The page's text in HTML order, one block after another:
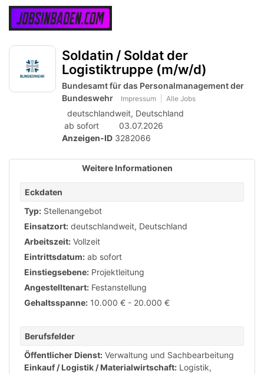
Accessibility
Modus
aktivieren
zur
Navigation
von
mobilem
Endgerät
aus
Soldatin / Soldat der
Logistiktruppe (m/w/d)
Bundesamt für das Personalmanagement der
Bundeswehr
Impressum Alle Jobs
deutschlandweit, Deutschland
ab sofort
03.07.2026
Anzeigen-ID 3282066
Weitere Informationen
Eckdaten
Typ: Stellenangebot
Einsatzort: deutschlandweit, Deutschland
Arbeitszeit: Vollzeit
Eintrittsdatum: ab sofort
Einstiegsebene: Projektleitung
Angestelltenart: Festanstellung
Gehaltsspanne: 10.000 € - 20.000 €
Berufsfelder
Öffentlicher Dienst: Verwaltung und Sachbearbeitung
Einkauf / Logistik / Materialwirtschaft: Logistik,